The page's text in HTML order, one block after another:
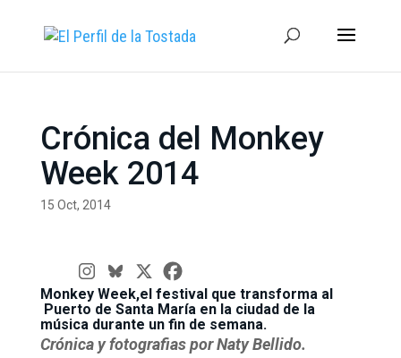
Crónica del Monkey
Week 2014
15 Oct, 2014
Monkey Week,el festival que transforma al
Puerto de Santa María en la ciudad de la
música durante un fin de semana.
Crónica y fotografias por Naty Bellido.